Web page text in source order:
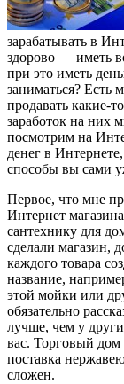
зарабатывать в
здорово — иметь
при это иметь
заниматься? Есть
продавать какие-
заработок на них
посмотрим на
денег в
способы вы сами
Первое, что мне
Интернет
сантехнику для
сделали магазин,
каждого товара
название,
этой мойки или
обязательно
лучше, чем у
вас. Торговый
поставка
сложен.